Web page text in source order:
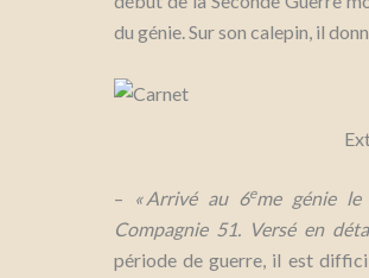
du génie. Sur son calepin, il
– « Arrivé au 6eme génie
Compagnie 51. Versé en
période de guerre, il est